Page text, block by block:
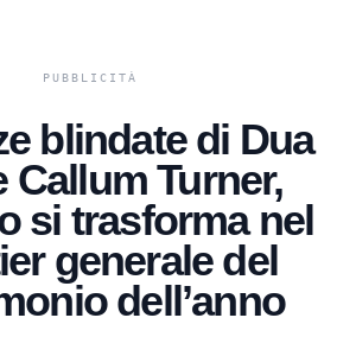
blindate di Dua
Callum Turner,
si trasforma nel
generale del
dell’anno